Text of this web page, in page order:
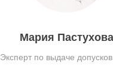
Мария Пастухова
Эксперт по выдаче